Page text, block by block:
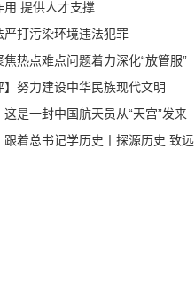
用 提供人才支撑
严打污染环境违法犯罪
热点难点问题着力深化“放管服”
】努力建设中华民族现代文明
这是一封中国航天员从“天宫”发来
跟着总书记学历史丨探源历史 致远